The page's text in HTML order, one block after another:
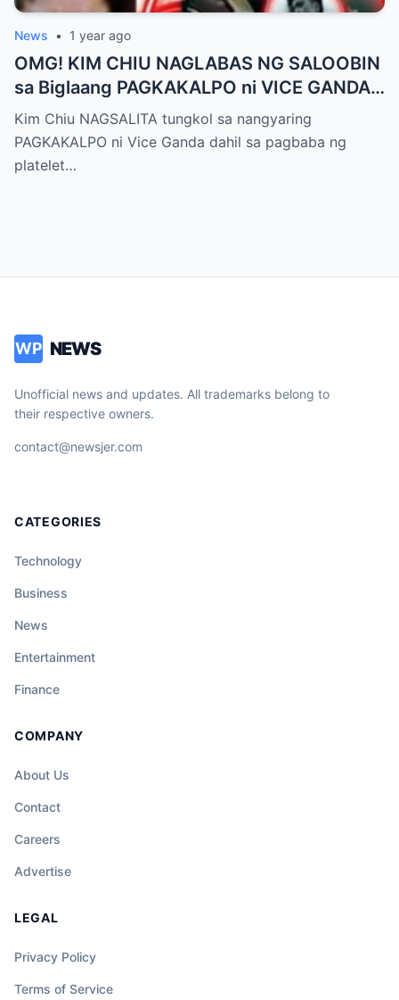
News • 1 year ago
OMG! KIM CHIU NAGLABAS NG SALOOBIN
sa Biglaang PAGKAKALPO ni VICE GANDA
sa “It’s Showtime” — Pagbaba ng Platelet
Count, NAGDULOT ng Matinding Alarma!
Fans Naluha sa Pag-aalala sa Kalagayan ni
Kim Chiu NAGSALITA tungkol sa nangyaring
PAGKAKALPO ni Vice Ganda dahil sa pagbaba ng
platelet…
WP NEWS
Unofficial news and updates. All trademarks belong to
their respective owners.
contact@newsjer.com
CATEGORIES
Technology
Business
News
Entertainment
Finance
COMPANY
About Us
Contact
Careers
Advertise
LEGAL
Privacy Policy
Terms of Service